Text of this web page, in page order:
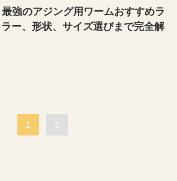
最強のアジング用ワームおすすめラ
ー、形状、サイズ選びまで完全解
1 2